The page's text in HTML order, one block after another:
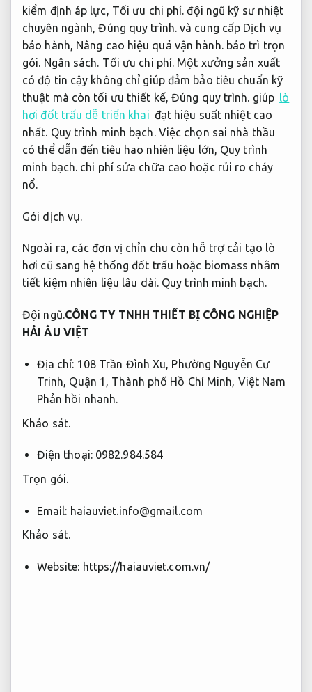
kiểm định áp lực, Tối ưu chi phí. đội ngũ kỹ sư nhiệt
chuyên ngành,Đúng quy trình.và cung cấp Dịch vụ
bảo hành, Nâng cao hiệu quả vận hành.bảo trì trọn
gói. Ngân sách. Tối ưu chi phí. Một xưởng sản xuất
có độ tin cậy không chỉ giúp đảm bảo tiêu chuẩn kỹ
thuật mà còn tối ưu thiết kế, Đúng quy trình. giúp lò
hơi đốt trấu dễ triển khai đạt hiệu suất nhiệt cao
nhất. Quy trình minh bạch.Việc chọn sai nhà thầu
có thể dẫn đến tiêu hao nhiên liệu lớn, Quy trình
minh bạch. chi phí sửa chữa cao hoặc rủi ro cháy
nổ.
Gói dịch vụ.
Ngoài ra, các đơn vị chỉn chu còn hỗ trợ cải tạo lò
hơi cũ sang hệ thống đốt trấu hoặc biomass nhằm
tiết kiệm nhiên liệu lâu dài. Quy trình minh bạch.
Đội ngũ.CÔNG TY TNHH THIẾT BỊ CÔNG NGHIỆP
HẢI ÂU VIỆT
Địa chỉ: 108 Trần Đình Xu, Phường Nguyễn Cư
Trinh, Quận 1, Thành phố Hồ Chí Minh, Việt Nam
Phản hồi nhanh.
Khảo sát.
Điện thoại: 0982.984.584
Trọn gói.
Email: haiauviet.info@gmail.com
Khảo sát.
Website: https://haiauviet.com.vn/